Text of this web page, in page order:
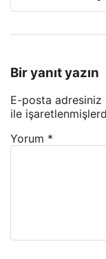
Bir yanıt yazın
E-posta adresiniz
ile
Yorum *